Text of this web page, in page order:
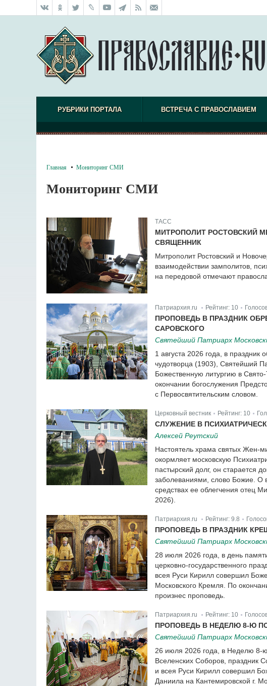
РУБРИКИ ПОРТАЛА ВСТРЕЧА С ПРАВОСЛАВИЕМ
Главная Мониторинг СМИ
Мониторинг СМИ
ТАСС
МИТРОПОЛИТ РОСТОВСКИЙ
СВЯЩЕННИК
Митрополит Ростовский и
взаимодействии замполитов,
на передовой отмечают
Патриархия.ru Рейтинг: 10
ПРОПОВЕДЬ В ПРАЗДНИК
САРОВСКОГО
Святейший Патриарх
1 августа 2026 года, в
чудотворца (1903), Святейший
Божественную литургию в
окончании богослужения
с Первосвятительским словом.
Церковный вестник Рейтинг: 10
СЛУЖЕНИЕ В
Алексей Реутский
Настоятель храма святых Жен-
окормляет московскую
пастырский долг, он старается
заболеваниями, слово Божие. О
средствах ее облегчения отец
2026).
Патриархия.ru Рейтинг: 9.8
ПРОПОВЕДЬ В ПРАЗДНИК
Святейший Патриарх
28 июля 2026 года, в день
церковно-государственного
всея Руси Кирилл совершил
Московского Кремля. По
произнес проповедь.
Патриархия.ru Рейтинг: 10
ПРОПОВЕДЬ В НЕДЕЛЮ 8-Ю
Святейший Патриарх
26 июля 2026 года, в Неделю 8-
Вселенских Соборов, праздник
и всея Руси Кирилл совершил
Даниила на Кантемировской г.